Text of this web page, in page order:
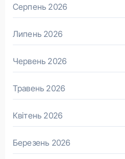
Серпень 2026
Липень 2026
Червень 2026
Травень 2026
Квітень 2026
Березень 2026